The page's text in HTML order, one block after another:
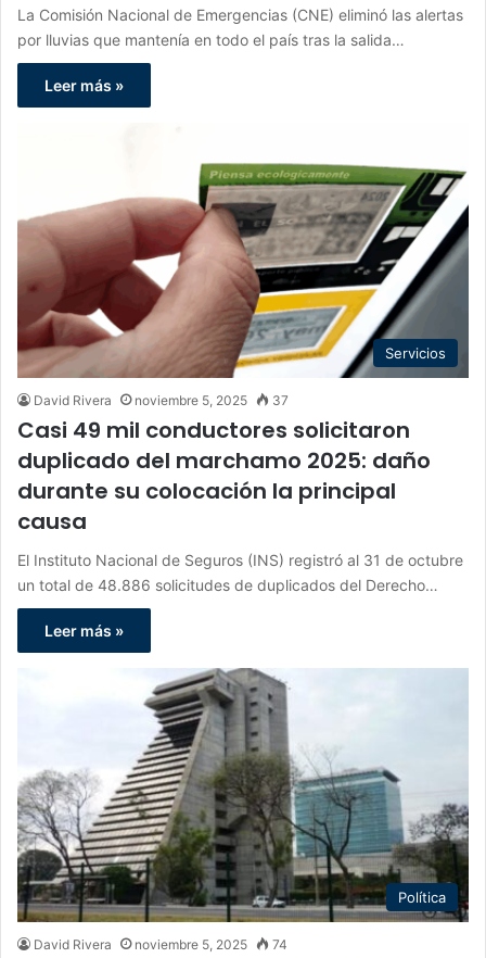
La Comisión Nacional de Emergencias (CNE) eliminó las alertas
por lluvias que mantenía en todo el país tras la salida…
Leer más »
Servicios
David Rivera noviembre 5, 2025 37
Casi 49 mil conductores solicitaron
duplicado del marchamo 2025: daño
durante su colocación la principal
causa
El Instituto Nacional de Seguros (INS) registró al 31 de octubre
un total de 48.886 solicitudes de duplicados del Derecho…
Leer más »
Política
David Rivera noviembre 5, 2025 74